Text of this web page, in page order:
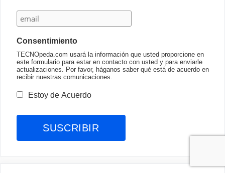
Consentimiento
TECNOpeda.com usará la información que usted proporcione en
este formulario para estar en contacto con usted y para enviarle
actualizaciones. Por favor, háganos saber qué está de acuerdo en
recibir nuestras comunicaciones.
Estoy de Acuerdo